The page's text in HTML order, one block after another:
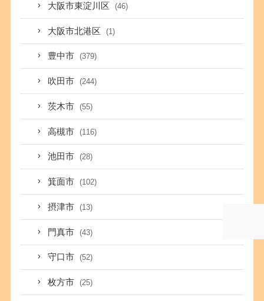
大阪市東淀川区 (46)
大阪市北港区 (1)
豊中市 (379)
吹田市 (244)
茨木市 (55)
高槻市 (116)
池田市 (28)
箕面市 (102)
摂津市 (13)
門真市 (43)
守口市 (52)
枚方市 (25)